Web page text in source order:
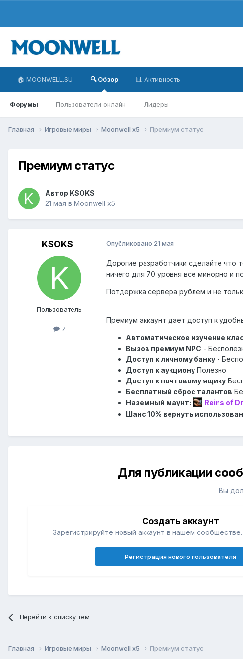
🏠 MOONWELL.SU 🔍 Обзор
Форумы Пользователи онлайн Лидеры
📊 Активность
Главная Игровые миры Moonwell x5 Премиум статус
Премиум статус
Автор KSOKS
21 мая в Moonwell x5
KSOKS
Пользователь
7
Опубликовано 21 мая
Дорогие разработчики сделайте что
ничего для 70 уровня все минорно и
Потдержка сервера рублем и не
Премиум аккаунт дает доступ к
Автоматическое изучение
Вызов премиум NPC -
Доступ к личному банку -
Доступ к аукциону Полезно
Доступ к почтовому ящику
Бесплатный сброс талантов
Наземный маунт:
Reins of
Шанс 10% вернуть
Для публикации
Вы
Создать аккаунт
Зарегистрируйте новый аккаунт в нашем
Регистрация нового пользователя
Перейти к списку тем
Главная Игровые миры Moonwell x5 Премиум статус